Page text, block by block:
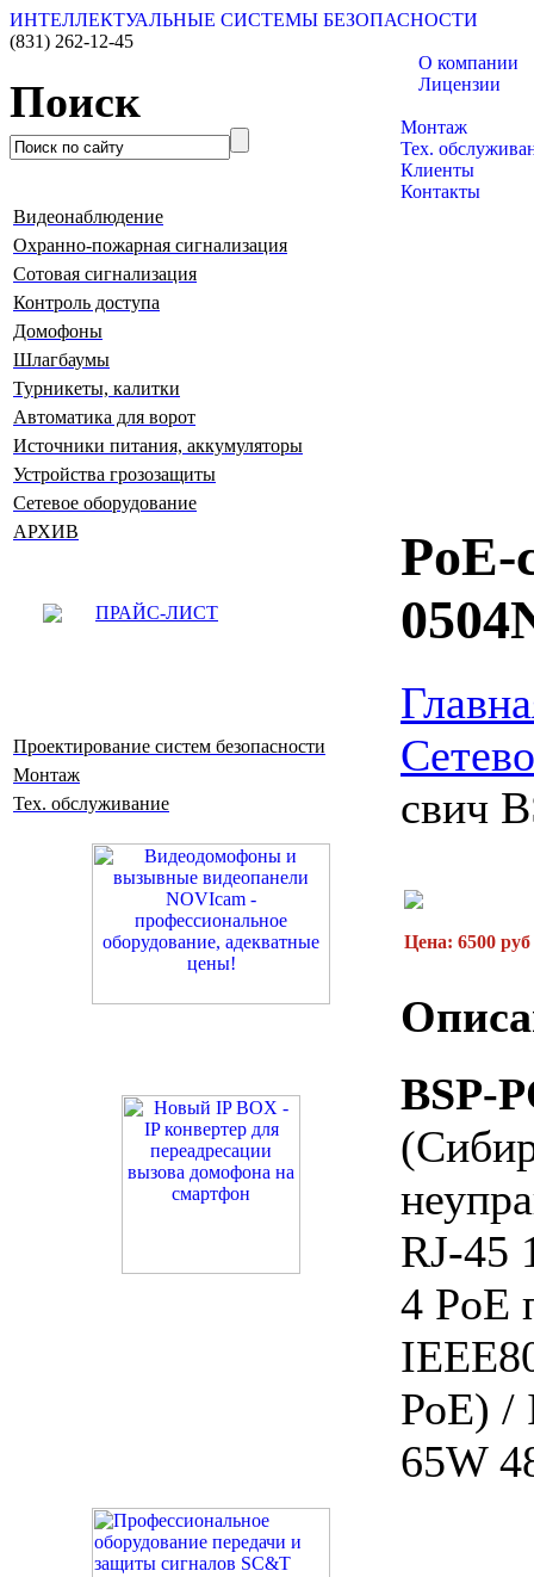
ИНТЕЛЛЕКТУАЛЬНЫЕ СИСТЕМЫ БЕЗОПАСНОСТИ
(831) 262-12-45
Поиск
О компании
Лицензии
Монтаж
Тех.
Клиенты
Контакты
Видеонаблюдение
Охранно-пожарная сигнализация
Сотовая сигнализация
Контроль доступа
Домофоны
Шлагбаумы
Турникеты, калитки
Автоматика для ворот
Источники питания, аккумуляторы
Устройства грозозащиты
Сетевое оборудование
АРХИВ
ПРАЙС-ЛИСТ
Проектирование систем безопасности
Монтаж
Тех. обслуживание
PoE-
свич
Цена: 6500 руб
BSP-
RJ-45
4 PoE
РоЕ) /
65W